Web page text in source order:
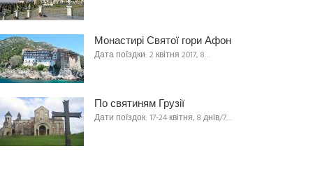
Монастирі Святої гори Афон
Дата поїздки: 2 квітня 2017, 8…
По святиням Грузії
Дати поїздок: 17-24 квітня, 8 днів/7…